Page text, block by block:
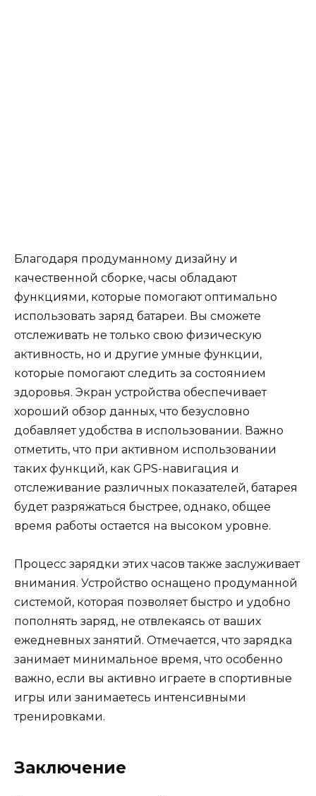
Благодаря продуманному дизайну и
качественной сборке, часы обладают
функциями, которые помогают оптимально
использовать заряд батареи. Вы сможете
отслеживать не только свою физическую
активность, но и другие умные функции,
которые помогают следить за состоянием
здоровья. Экран устройства обеспечивает
хороший обзор данных, что безусловно
добавляет удобства в использовании. Важно
отметить, что при активном использовании
таких функций, как GPS-навигация и
отслеживание различных показателей, батарея
будет разряжаться быстрее, однако, общее
время работы остается на высоком уровне.
Процесс зарядки этих часов также заслуживает
внимания. Устройство оснащено продуманной
системой, которая позволяет быстро и удобно
пополнять заряд, не отвлекаясь от ваших
ежедневных занятий. Отмечается, что зарядка
занимает минимальное время, что особенно
важно, если вы активно играете в спортивные
игры или занимаетесь интенсивными
тренировками.
Заключение